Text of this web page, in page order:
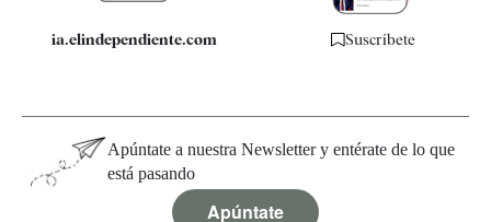
ia.elindependiente.com Suscríbete
Apúntate a nuestra Newsletter y entérate de lo que
está pasando
Apúntate